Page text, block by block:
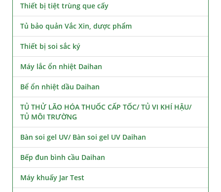
Thiết bị tiệt trùng que cấy
Tủ bảo quản Vắc Xin, dược phẩm
Thiết bị soi sắc ký
Máy lắc ổn nhiệt Daihan
Bể ổn nhiệt dầu Daihan
TỦ THỬ LÃO HÓA THUỐC CẤP TỐC/ TỦ VI KHÍ HẬU/
TỦ MÔI TRƯỜNG
Bàn soi gel UV/ Bàn soi gel UV Daihan
Bếp đun bình cầu Daihan
Máy khuấy Jar Test